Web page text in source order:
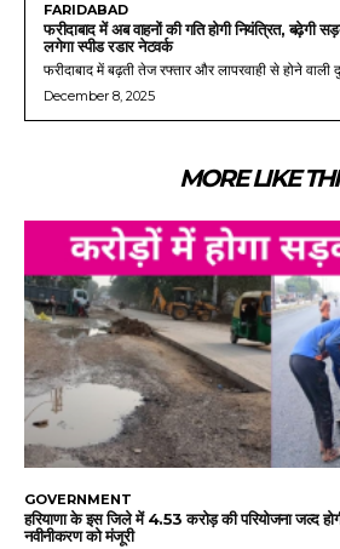
FARIDABAD
फरीदाबाद में अब वाहनों की गति होगी नियंत्रित, बढ़ेगी
लगेगा स्पीड रडार नेटवर्क
फरीदाबाद में बढ़ती तेज रफ्तार और लापरवाही से होने
December 8, 2025
MORE LIKE
GOVERNMENT
हरियाणा के इस जिले में 4.53 करोड़ की परियोजना जल्द
नवीनीकरण को मंजूरी